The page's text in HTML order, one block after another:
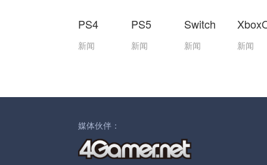
PS4
新闻
PS5
新闻
Switch
新闻 新闻
媒体伙伴：